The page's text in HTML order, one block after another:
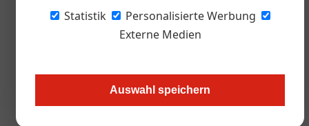
Statistik
Personalisierte Werbung
Externe Medien
Auswahl speichern
zeigen ihre Kunststücke. Hinter dem Affenzirkus steckt
Monkey 47, der Gin aus dem Schwarzwald. Wir waren bei der
Mit einer fulminanten Eröffnungsfeier
startete am 13. April in der Grazer Szenebar